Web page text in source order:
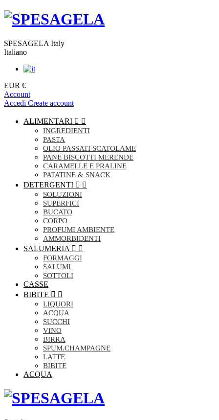
SPESAGELA Italy
Italiano
EUR €
Account
Accedi Create account
ALIMENTARI  
INGREDIENTI
PASTA
OLIO PASSATI SCATOLAME
PANE BISCOTTI MERENDE
CARAMELLE E PRALINE
PATATINE & SNACK
DETERGENTI  
SOLUZIONI
SUPERFICI
BUCATO
CORPO
PROFUMI AMBIENTE
AMMORBIDENTI
SALUMERIA  
FORMAGGI
SALUMI
SOTTOLI
CASSE
BIBITE  
LIQUORI
ACQUA
SUCCHI
VINO
BIRRA
SPUM.CHAMPAGNE
LATTE
BIBITE
ACQUA